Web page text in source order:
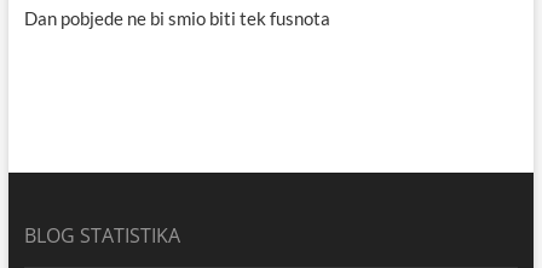
Dan pobjede ne bi smio biti tek fusnota
BLOG STATISTIKA